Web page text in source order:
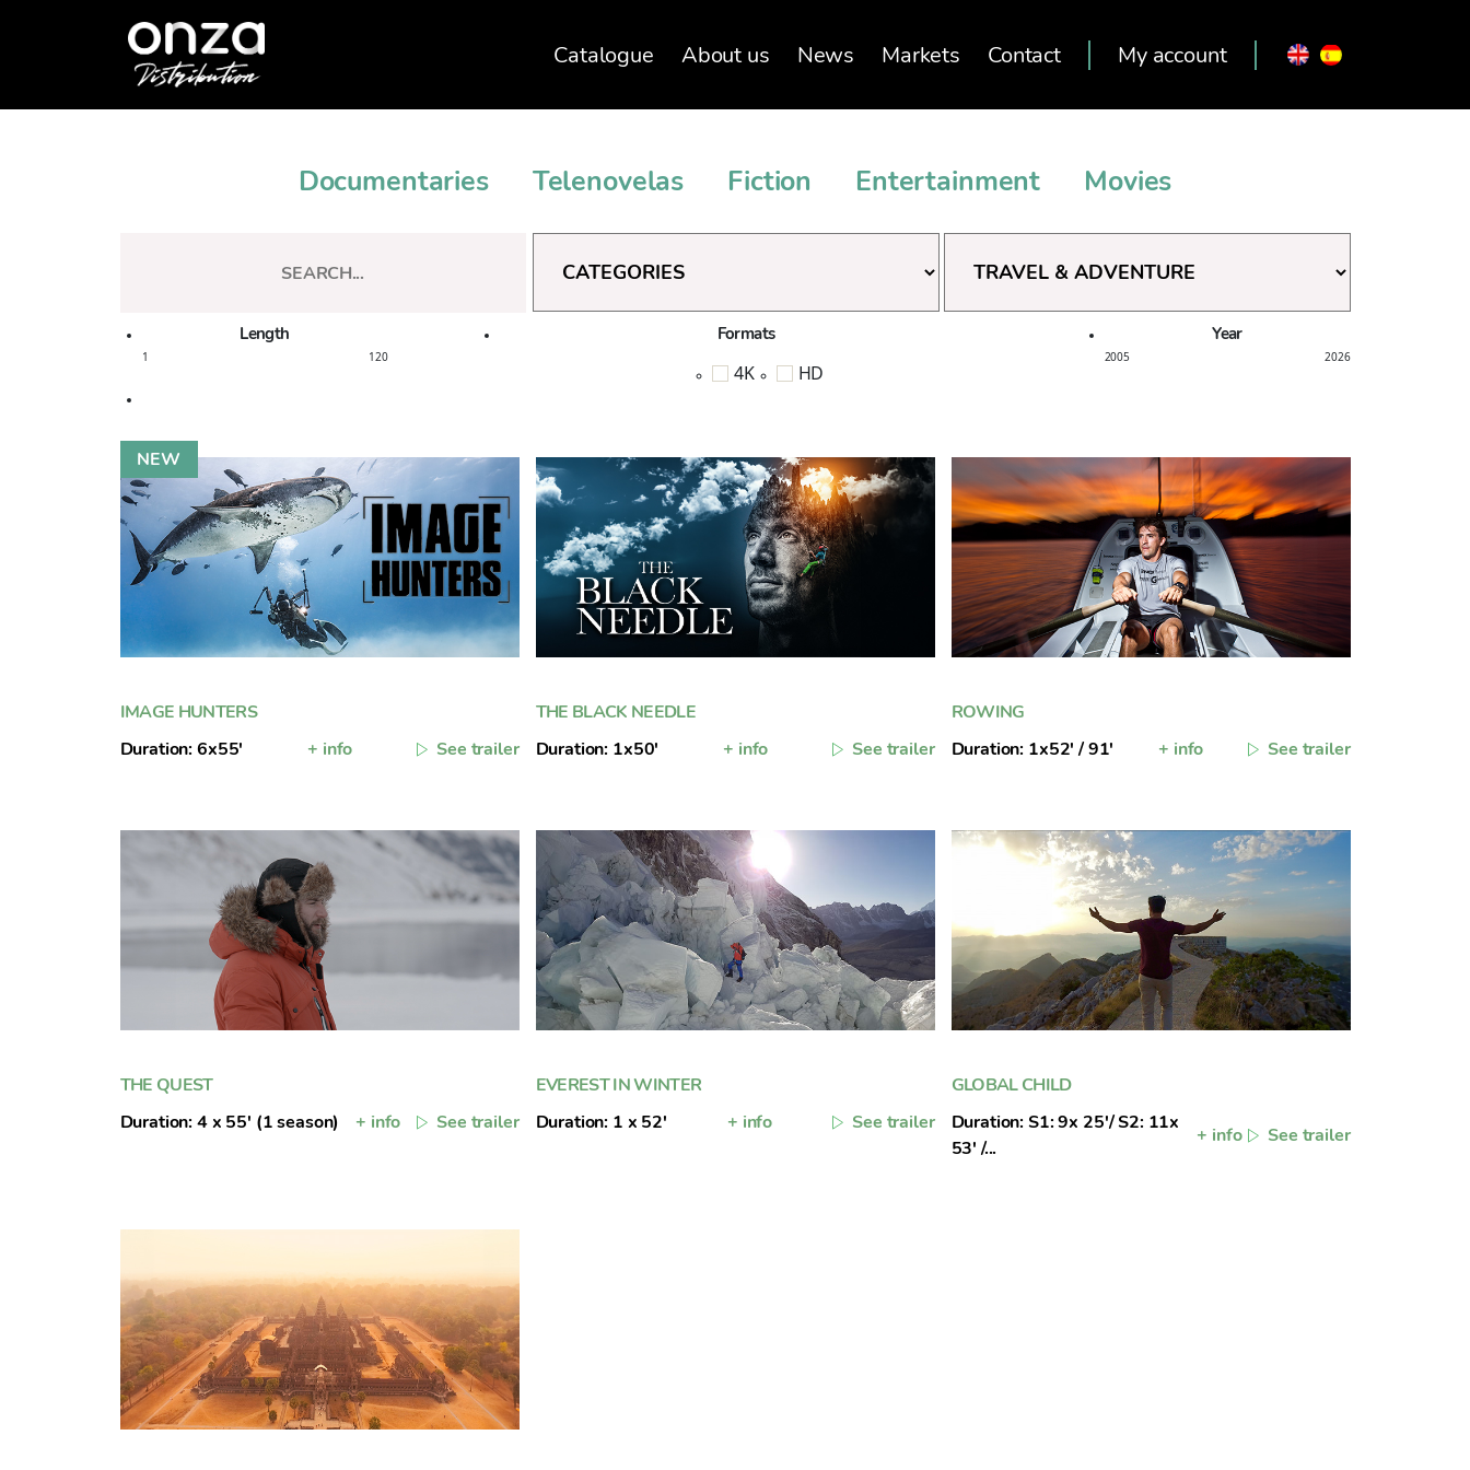
Distribution
Catalogue About us News Markets Contact My account
Documentaries Telenovelas Fiction Entertainment Movies
Length
1 120
Formats
4K HD
Year
2005 2026
IMAGE HUNTERS
Duration: 6x55'
+ info See trailer
THE BLACK NEEDLE
Duration: 1x50'
+ info See trailer
ROWING
Duration: 1x52' / 91'
+ info See trailer
THE QUEST
Duration: 4 x 55' (1 season)
+ info See trailer
EVEREST IN WINTER
Duration: 1 x 52'
+ info See trailer
GLOBAL CHILD
Duration: S1: 9x 25'/ S2: 11x
53' /...
+ info See trailer